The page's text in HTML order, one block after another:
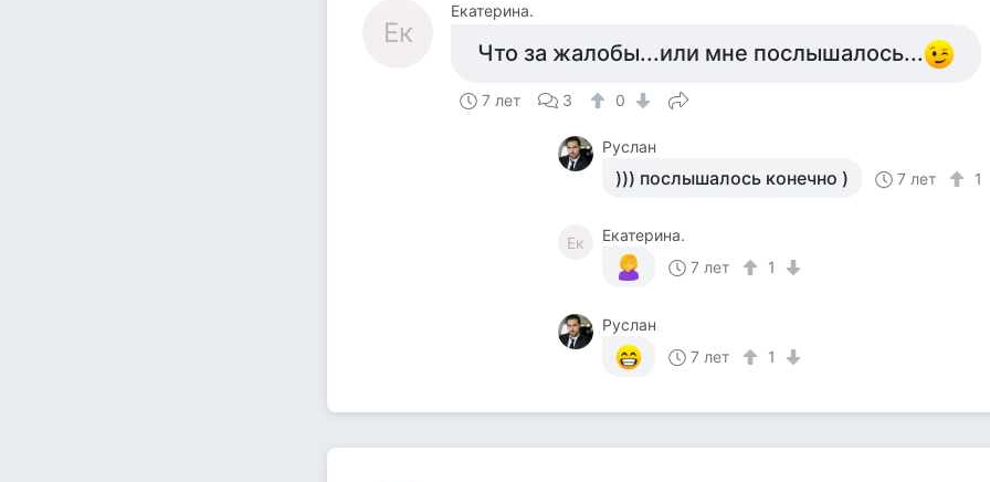
Ек
Екатерина.
Что за жалобы...или мне послышалось...
7 лет 3 0
Руслан
))) послышалось конечно ) 7 лет 1
Ек
Екатерина.
7 лет
1
Руслан
7 лет
1